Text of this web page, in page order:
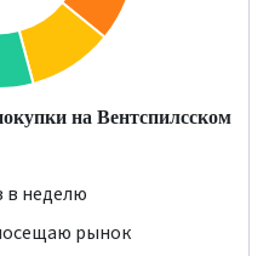
на Вентспилсском
в неделю
рынок